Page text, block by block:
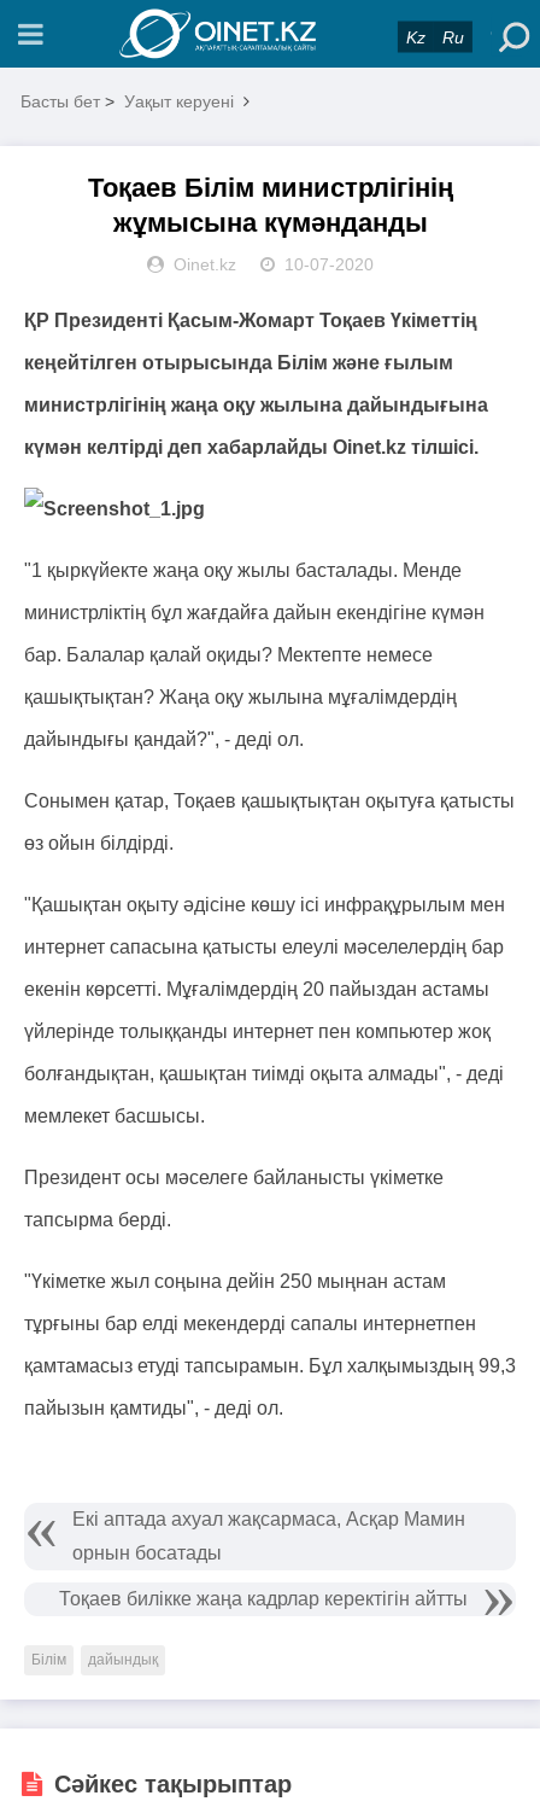
Kz Ru
Басты бет > Уақыт керуені
Тоқаев Білім министрлігінің
жұмысына күмәнданды
Oinet.kz 10-07-2020
ҚР Президенті Қасым-Жомарт Тоқаев Үкіметтің
кеңейтілген отырысында Білім және ғылым
министрлігінің жаңа оқу жылына дайындығына
күмән келтірді деп хабарлайды Oinet.kz тілшісі.
"1 қыркүйекте жаңа оқу жылы басталады. Менде
министрліктің бұл жағдайға дайын екендігіне күмән
бар. Балалар қалай оқиды? Мектепте немесе
қашықтықтан? Жаңа оқу жылына мұғалімдердің
дайындығы қандай?", - деді ол.
Сонымен қатар, Тоқаев қашықтықтан оқытуға қатысты
өз ойын білдірді.
"Қашықтан оқыту әдісіне көшу ісі инфрақұрылым мен
интернет сапасына қатысты елеулі мәселелердің бар
екенін көрсетті. Мұғалімдердің 20 пайыздан астамы
үйлерінде толыққанды интернет пен компьютер жоқ
болғандықтан, қашықтан тиімді оқыта алмады", - деді
мемлекет басшысы.
Президент осы мәселеге байланысты үкіметке
тапсырма берді.
"Үкіметке жыл соңына дейін 250 мыңнан астам
тұрғыны бар елді мекендерді сапалы интернетпен
қамтамасыз етуді тапсырамын. Бұл халқымыздың 99,3
пайызын қамтиды", - деді ол.
Екі аптада ахуал жақсармаса, Асқар Мамин
орнын босатады
Тоқаев билікке жаңа кадрлар керектігін айтты
Білім дайындық
Сәйкес тақырыптар